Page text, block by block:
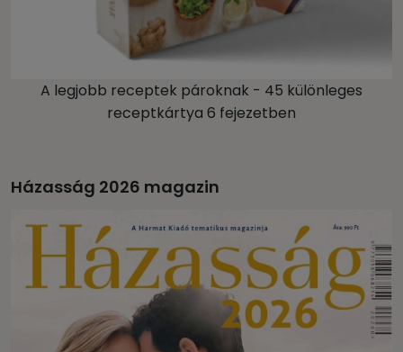
A legjobb receptek pároknak - 45 különleges
receptkártya 6 fejezetben
Házasság 2026 magazin